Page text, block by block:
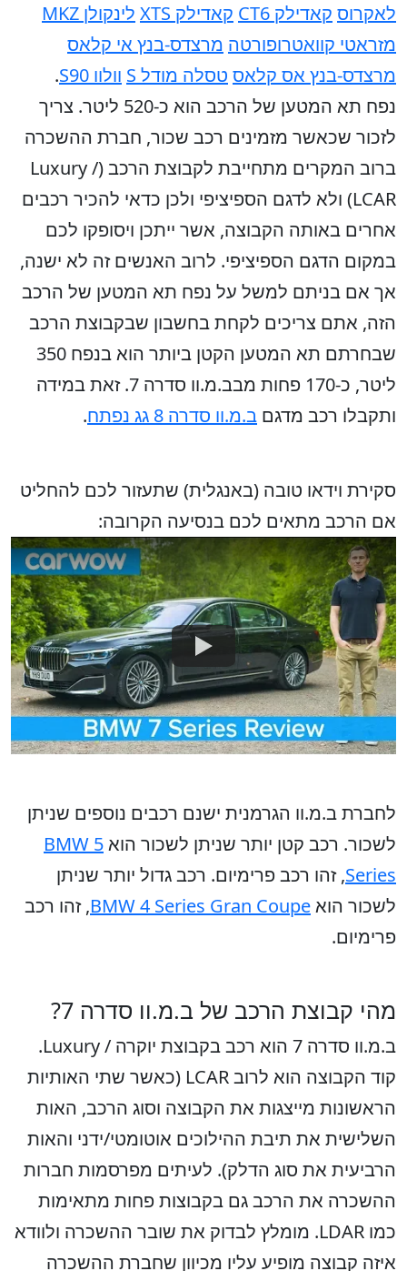
לאקרוס קאדילק CT6 קאדילק XTS
לינקולן MKZ
מזראטי קוואטרופורטה מרצדס-בנץ אי קלאס
מרצדס-בנץ אס קלאס טסלה מודל S וולוו S90
.
נפח תא המטען של הרכב הוא כ-520 ליטר. צריך
לזכור שכאשר מזמינים רכב שכור, חברת ההשכרה
ברוב המקרים מתחייבת לקבוצת הרכב (Luxury /
LCAR) ולא לדגם הספיציפי ולכן כדאי להכיר רכבים
אחרים באותה הקבוצה, אשר ייתכן ויסופקו לכם
במקום הדגם הספיציפי. לרוב האנשים זה לא ישנה,
אך אם בניתם למשל על נפח תא המטען של הרכב
הזה, אתם צריכים לקחת בחשבון שבקבוצת הרכב
שבחרתם תא המטען הקטן ביותר הוא בנפח 350
ליטר, כ-170 פחות מבב.מ.וו סדרה 7. זאת במידה
ותקבלו רכב מדגם ב.מ.וו סדרה 8 גג נפתח .
סקירת וידאו טובה (באנגלית) שתעזור לכם להחליט
אם הרכב מתאים לכם בנסיעה הקרובה:
לחברת ב.מ.וו הגרמנית ישנם רכבים נוספים שניתן
לשכור. רכב קטן יותר שניתן לשכור הואBMW 5
Series, זהו רכב פרימיום. רכב גדול יותר שניתן
לשכור הואBMW 4 Series Gran Coupe, זהו רכב
פרימיום.
מהי קבוצת הרכב של ב.מ.וו סדרה 7?
ב.מ.וו סדרה 7 הוא רכב בקבוצת יוקרה / Luxury.
קוד הקבוצה הוא לרוב LCAR (כאשר שתי האותיות
הראשונות מייצגות את הקבוצה וסוג הרכב, האות
השלישית את תיבת ההילוכים אוטומטי/ידני והאות
הרביעית את סוג הדלק). לעיתים מפרסמות חברות
ההשכרה את הרכב גם בקבוצות פחות מתאימות
כמו LDAR. מומלץ לבדוק את שובר ההשכרה ולוודא
איזה קבוצה מופיע עליו מכיוון שחברת ההשכרה